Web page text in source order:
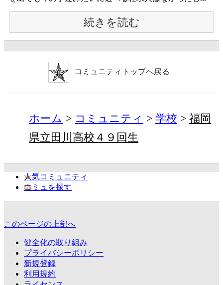
続きを読む
コミュニティトップへ戻る
ホーム コミュニティ 学校
福岡
県立田川高校４９回生
人気コミュニティ
コミュを探す
このページの上部へ
健全化の取り組み
プライバシーポリシー
新規登録
利用規約